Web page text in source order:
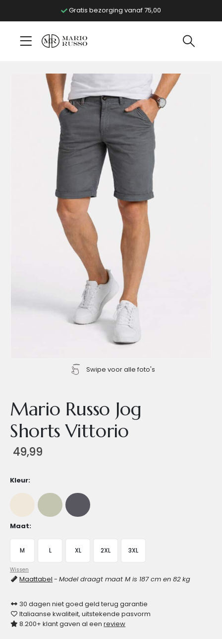
Gratis bezorging vanaf 75,00
Swipe voor alle foto's
Mario Russo Jog
Shorts Vittorio
49,99
Kleur
Maat
M L XL 2XL 3XL
Wissen
Maattabel -Model draagt maat M is 187 cm en 82 kg
30 dagen niet goed geld terug garantie
Italiaanse kwaliteit, uitstekende pasvorm
8.200+ klant gaven al eenreview